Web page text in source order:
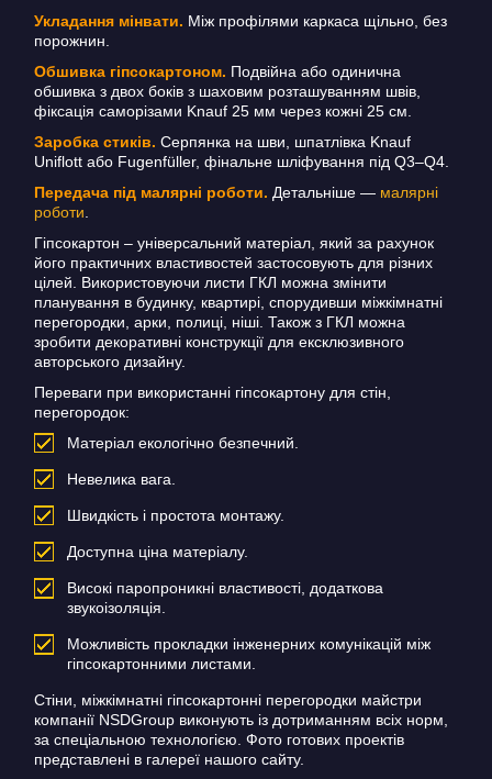
Укладання мінвати. Між профілями каркаса щільно, без
порожнин.
Обшивка гіпсокартоном. Подвійна або одинична
обшивка з двох боків з шаховим розташуванням швів,
фіксація саморізами Knauf 25 мм через кожні 25 см.
Заробка стиків. Серпянка на шви, шпатлівка Knauf
Uniflott або Fugenfüller, фінальне шліфування під Q3–Q4.
Передача під малярні роботи. Детальніше — малярні
роботи
Гіпсокартон – універсальний матеріал, який за рахунок
його практичних властивостей застосовують для різних
цілей. Використовуючи листи ГКЛ можна змінити
планування в будинку, квартирі, спорудивши міжкімнатні
перегородки, арки, полиці, ніші. Також з ГКЛ можна
зробити декоративні конструкції для ексклюзивного
авторського дизайну.
Переваги при використанні гіпсокартону для стін,
перегородок:
Матеріал екологічно безпечний.
Невелика вага.
Швидкість і простота монтажу.
Доступна ціна матеріалу.
Високі паропроникні властивості, додаткова
звукоізоляція.
Можливість прокладки інженерних комунікацій між
гіпсокартонними листами.
Стіни, міжкімнатні гіпсокартонні перегородки майстри
компанії NSDGroup виконують із дотриманням всіх норм,
за спеціальною технологією. Фото готових проектів
представлені в галереї нашого сайту.